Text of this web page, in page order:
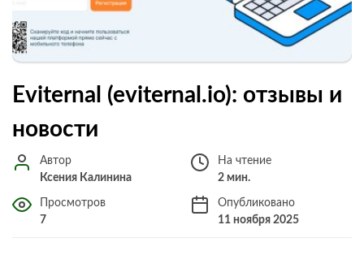
Eviternal (eviternal.io): отзывы и
новости
Автор
Ксения Калинина
На чтение
2 мин.
Просмотров
7
Опубликовано
11 ноября 2025